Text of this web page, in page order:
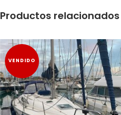
Productos relacionados
VENDIDO